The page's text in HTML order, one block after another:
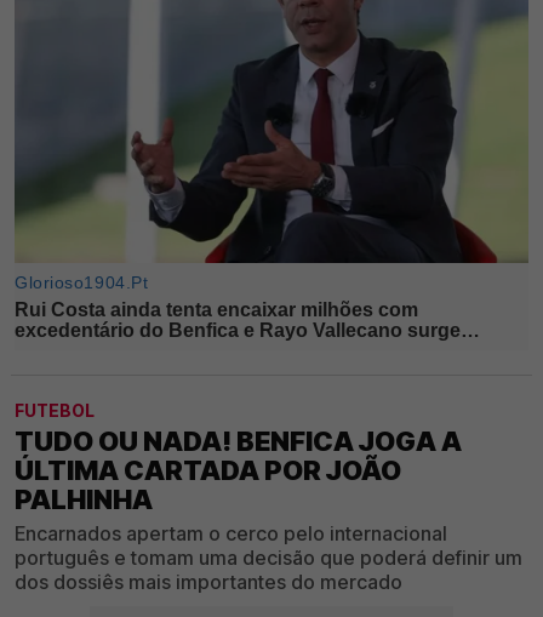
FUTEBOL
TUDO OU NADA! BENFICA JOGA A
ÚLTIMA CARTADA POR JOÃO
PALHINHA
Encarnados apertam o cerco pelo internacional
português e tomam uma decisão que poderá definir um
dos dossiês mais importantes do mercado